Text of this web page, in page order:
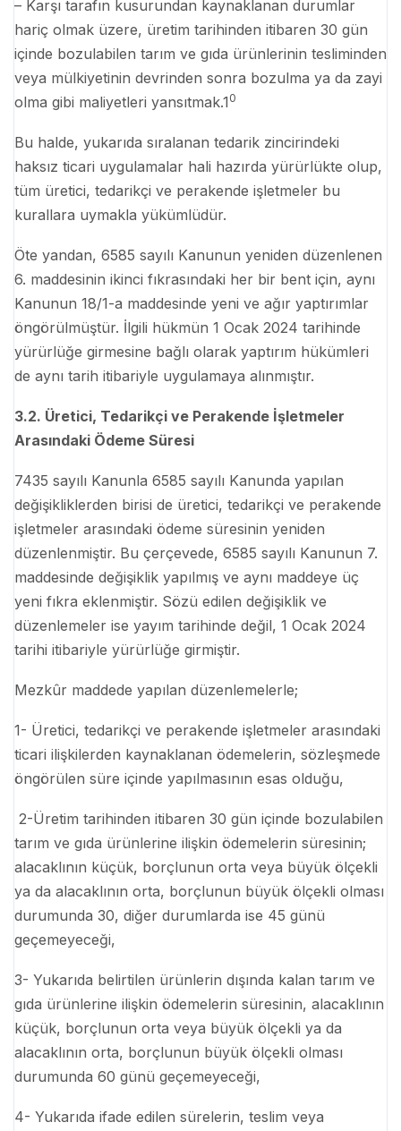
– Karşı tarafın kusurundan kaynaklanan durumlar
hariç olmak üzere, üretim tarihinden itibaren 30 gün
içinde bozulabilen tarım ve gıda ürünlerinin tesliminden
veya mülkiyetinin devrinden sonra bozulma ya da zayi
olma gibi maliyetleri yansıtmak.1 0
Bu halde, yukarıda sıralanan tedarik zincirindeki
haksız ticari uygulamalar hali hazırda yürürlükte olup,
tüm üretici, tedarikçi ve perakende işletmeler bu
kurallara uymakla yükümlüdür.
Öte yandan, 6585 sayılı Kanunun yeniden düzenlenen
6. maddesinin ikinci fıkrasındaki her bir bent için, aynı
Kanunun 18/1-a maddesinde yeni ve ağır yaptırımlar
öngörülmüştür. İlgili hükmün 1 Ocak 2024 tarihinde
yürürlüğe girmesine bağlı olarak yaptırım hükümleri
de aynı tarih itibariyle uygulamaya alınmıştır.
3.2. Üretici, Tedarikçi ve Perakende İşletmeler
Arasındaki Ödeme Süresi
7435 sayılı Kanunla 6585 sayılı Kanunda yapılan
değişikliklerden birisi de üretici, tedarikçi ve perakende
işletmeler arasındaki ödeme süresinin yeniden
düzenlenmiştir. Bu çerçevede, 6585 sayılı Kanunun 7.
maddesinde değişiklik yapılmış ve aynı maddeye üç
yeni fıkra eklenmiştir. Sözü edilen değişiklik ve
düzenlemeler ise yayım tarihinde değil, 1 Ocak 2024
tarihi itibariyle yürürlüğe girmiştir.
Mezkûr maddede yapılan düzenlemelerle;
1- Üretici, tedarikçi ve perakende işletmeler arasındaki
ticari ilişkilerden kaynaklanan ödemelerin, sözleşmede
öngörülen süre içinde yapılmasının esas olduğu,
2-Üretim tarihinden itibaren 30 gün içinde bozulabilen
tarım ve gıda ürünlerine ilişkin ödemelerin süresinin;
alacaklının küçük, borçlunun orta veya büyük ölçekli
ya da alacaklının orta, borçlunun büyük ölçekli olması
durumunda 30, diğer durumlarda ise 45 günü
geçemeyeceği,
3- Yukarıda belirtilen ürünlerin dışında kalan tarım ve
gıda ürünlerine ilişkin ödemelerin süresinin, alacaklının
küçük, borçlunun orta veya büyük ölçekli ya da
alacaklının orta, borçlunun büyük ölçekli olması
durumunda 60 günü geçemeyeceği,
4- Yukarıda ifade edilen sürelerin, teslim veya